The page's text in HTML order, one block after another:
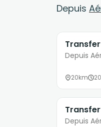
Depuis
Depuis
20km
Depuis